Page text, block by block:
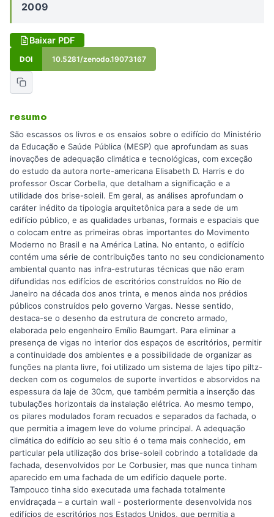
2009
Baixar PDF
DOI 10.5281/zenodo.19073167
resumo
São escassos os livros e os ensaios sobre o edifício do Ministério
da Educação e Saúde Pública (MESP) que aprofundam as suas
inovações de adequação climática e tecnológicas, com exceção
do estudo da autora norte-americana Elisabeth D. Harris e do
professor Oscar Corbella, que detalham a significação e a
utilidade dos brise-soleil. Em geral, as análises aprofundam o
caráter inédito da tipologia arquitetônica para a sede de um
edifício público, e as qualidades urbanas, formais e espaciais que
o colocam entre as primeiras obras importantes do Movimento
Moderno no Brasil e na América Latina. No entanto, o edifício
contém uma série de contribuições tanto no seu condicionamento
ambiental quanto nas infra-estruturas técnicas que não eram
difundidas nos edifícios de escritórios construídos no Rio de
Janeiro na década dos anos trinta, e menos ainda nos prédios
públicos construídos pelo governo Vargas. Nesse sentido,
destaca-se o desenho da estrutura de concreto armado,
elaborada pelo engenheiro Emílio Baumgart. Para eliminar a
presença de vigas no interior dos espaços de escritórios, permitir
a continuidade dos ambientes e a possibilidade de organizar as
funções na planta livre, foi utilizado um sistema de lajes tipo piltz-
decken com os cogumelos de suporte invertidos e absorvidos na
espessura da laje de 30cm, que também permitia a inserção das
tubulações horizontais da instalação elétrica. Ao mesmo tempo,
os pilares modulados foram recuados e separados da fachada, o
que permitia a imagem leve do volume principal. A adequação
climática do edifício ao seu sítio é o tema mais conhecido, em
particular pela utilização dos brise-soleil cobrindo a totalidade da
fachada, desenvolvidos por Le Corbusier, mas que nunca tinham
aparecido em uma fachada de um edifício daquele porte.
Tampouco tinha sido executada uma fachada totalmente
envidraçada – a curtain wall - posteriormente desenvolvida nos
edifícios de escritórios nos Estados Unidos, que permitia a